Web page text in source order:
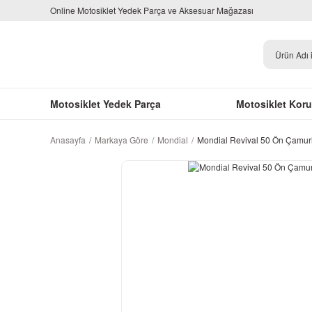
Online Motosiklet Yedek Parça ve Aksesuar Mağazası
Motosiklet Yedek Parça Motosiklet
Anasayfa Markaya Göre Mondial Mondial Revival 50 Ön